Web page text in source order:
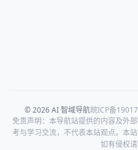
© 2026 AI 智域导航皖ICP备
免责声明：本导航站提供的内容及外
考与学习交流，不代表本站观点。本
如有侵权请